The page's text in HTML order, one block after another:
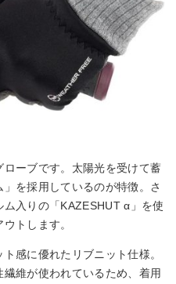
ーブです。太陽光を受けて蓄
を採用しているのが特徴。さ
入りの「KAZESHUT α」を使
トします。
感に優れたリブニット仕様。
維が使われているため、着用